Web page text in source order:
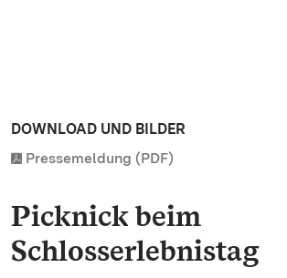
DOWNLOAD UND BILDER
Pressemeldung (PDF)
Picknick beim
Schlosserlebnistag